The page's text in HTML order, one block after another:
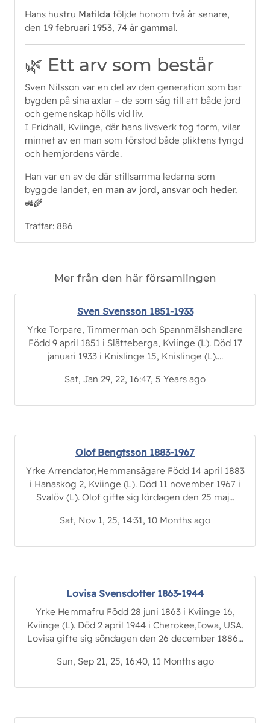
Hans hustru Matilda följde honom två år senare,
den 19 februari 1953, 74 år gammal.
🌿 Ett arv som består
Sven Nilsson var en del av den generation som bar
bygden på sina axlar – de som såg till att både jord
och gemenskap hölls vid liv.
I Fridhäll, Kviinge, där hans livsverk tog form, vilar
minnet av en man som förstod både pliktens tyngd
och hemjordens värde.
Han var en av de där stillsamma ledarna som
byggde landet, en man av jord, ansvar och heder.
🚜🌾
Träffar: 886
Mer från den här församlingen
Sven Svensson 1851-1933
Yrke Torpare, Timmerman och Spannmålshandlare
Född 9 april 1851 i Slätteberga, Kviinge (L). Död 17
januari 1933 i Knislinge 15, Knislinge (L)....
Sat, Jan 29, 22, 16:47, 5 Years ago
Olof Bengtsson 1883-1967
Yrke Arrendator,Hemmansägare Född 14 april 1883
i Hanaskog 2, Kviinge (L). Död 11 november 1967 i
Svalöv (L). Olof gifte sig lördagen den 25 maj...
Sat, Nov 1, 25, 14:31, 10 Months ago
Lovisa Svensdotter 1863-1944
Yrke Hemmafru Född 28 juni 1863 i Kviinge 16,
Kviinge (L). Död 2 april 1944 i Cherokee,Iowa, USA.
Lovisa gifte sig söndagen den 26 december 1886...
Sun, Sep 21, 25, 16:40, 11 Months ago